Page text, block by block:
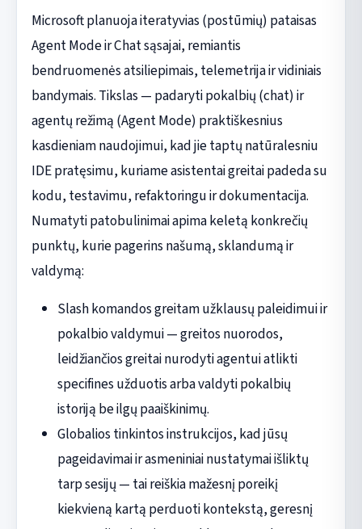
Microsoft planuoja iteratyvias (postūmių) pataisas
Agent Mode ir Chat sąsajai, remiantis
bendruomenės atsiliepimais, telemetrija ir vidiniais
bandymais. Tikslas — padaryti pokalbių (chat) ir
agentų režimą (Agent Mode) praktiškesnius
kasdieniam naudojimui, kad jie taptų natūralesniu
IDE pratęsimu, kuriame asistentai greitai padeda su
kodu, testavimu, refaktoringu ir dokumentacija.
Numatyti patobulinimai apima keletą konkrečių
punktų, kurie pagerins našumą, sklandumą ir
valdymą:
Slash komandos greitam užklausų paleidimui ir
pokalbio valdymui — greitos nuorodos,
leidžiančios greitai nurodyti agentui atlikti
specifines užduotis arba valdyti pokalbių
istoriją be ilgų paaiškinimų.
Globalios tinkintos instrukcijos, kad jūsų
pageidavimai ir asmeniniai nustatymai išliktų
tarp sesijų — tai reiškia mažesnį poreikį
kiekvieną kartą perduoti kontekstą, geresnį